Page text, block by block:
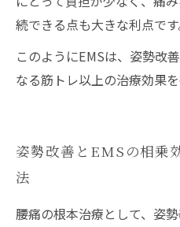
続できる点も大きな利点です
このようにEMSは、姿勢改
なる筋トレ以上の治療効果
姿勢改善とEMSの相乗
法
腰痛の根本治療として、姿